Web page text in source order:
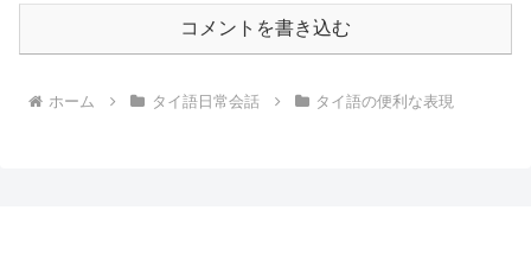
コメントを書き込む
ホーム タイ語日常会話 タイ語の便利な表現